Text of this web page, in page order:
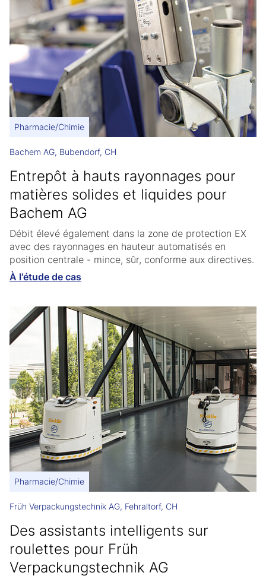
Pharmacie/Chimie
Bachem AG, Bubendorf, CH
Entrepôt à hauts rayonnages pour
matières solides et liquides pour
Bachem AG
Débit élevé également dans la zone de protection EX
avec des rayonnages en hauteur automatisés en
position centrale - mince, sûr, conforme aux directives.
À l'étude de cas
Pharmacie/Chimie
Früh Verpackungstechnik AG, Fehraltorf, CH
Des assistants intelligents sur
roulettes pour Früh
Verpackungstechnik AG